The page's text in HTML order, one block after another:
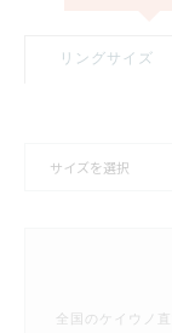
リングサイズ
全国のケイウノ